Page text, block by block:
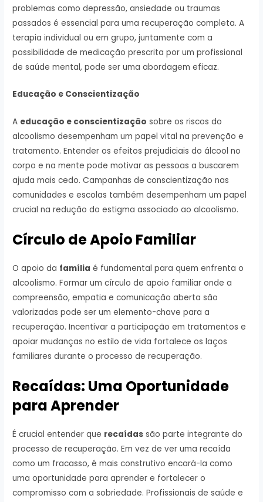
problemas como depressão, ansiedade ou traumas
passados é essencial para uma recuperação completa. A
terapia individual ou em grupo, juntamente com a
possibilidade de medicação prescrita por um profissional
de saúde mental, pode ser uma abordagem eficaz.
Educação e Conscientização
A educação e conscientização sobre os riscos do
alcoolismo desempenham um papel vital na prevenção e
tratamento. Entender os efeitos prejudiciais do álcool no
corpo e na mente pode motivar as pessoas a buscarem
ajuda mais cedo. Campanhas de conscientização nas
comunidades e escolas também desempenham um papel
crucial na redução do estigma associado ao alcoolismo.
Círculo de Apoio Familiar
O apoio da família é fundamental para quem enfrenta o
alcoolismo. Formar um círculo de apoio familiar onde a
compreensão, empatia e comunicação aberta são
valorizadas pode ser um elemento-chave para a
recuperação. Incentivar a participação em tratamentos e
apoiar mudanças no estilo de vida fortalece os laços
familiares durante o processo de recuperação.
Recaídas: Uma Oportunidade
para Aprender
É crucial entender que recaídas são parte integrante do
processo de recuperação. Em vez de ver uma recaída
como um fracasso, é mais construtivo encará-la como
uma oportunidade para aprender e fortalecer o
compromisso com a sobriedade. Profissionais de saúde e